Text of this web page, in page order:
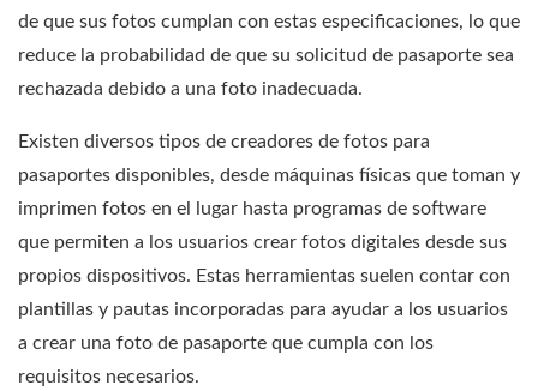
de que sus fotos cumplan con estas especificaciones, lo que
reduce la probabilidad de que su solicitud de pasaporte sea
rechazada debido a una foto inadecuada.
Existen diversos tipos de creadores de fotos para
pasaportes disponibles, desde máquinas físicas que toman y
imprimen fotos en el lugar hasta programas de software
que permiten a los usuarios crear fotos digitales desde sus
propios dispositivos. Estas herramientas suelen contar con
plantillas y pautas incorporadas para ayudar a los usuarios
a crear una foto de pasaporte que cumpla con los
requisitos necesarios.